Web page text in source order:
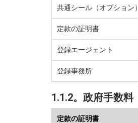
共通シール（オプション）
定款の証明書
登録エージェント
登録事務所
1.1.2。政府手数料
定款の証明書